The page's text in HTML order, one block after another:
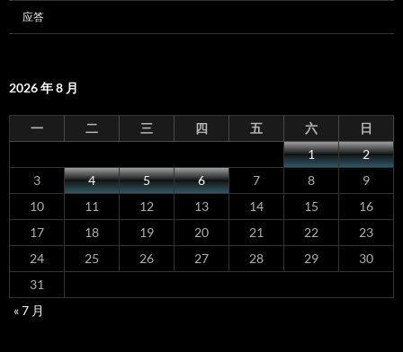
应答
2026 年 8 月
一 二 三 四 五 六
日
1
2
3
4 5 6 7 8
9
10
11 12 13 14 15
16
17
18 19 20 21 22
23
24
25 26 27 28 29
30
31
« 7 月